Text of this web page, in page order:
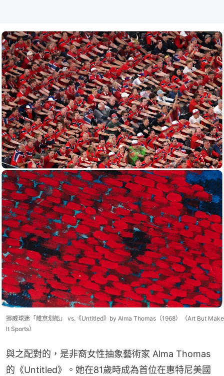
挪威球迷「維京划船」 vs.《Untitled》by Alma Thomas（1968）（Art But Make
It Sports）
與之配對的，是非裔女性抽象藝術家 Alma Thomas
的《Untitled》。她在81歲時成為首位在惠特尼美國